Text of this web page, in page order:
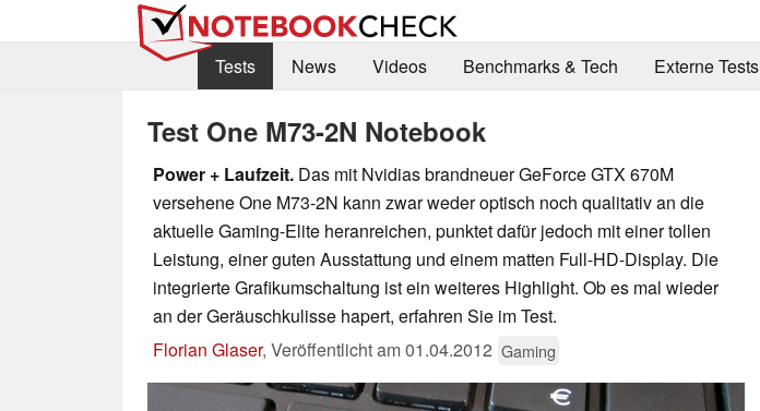
Tests
News Videos Benchmarks & Tech Externe Tests
Test One M73-2N Notebook
Power + Laufzeit. Das mit Nvidias brandneuer GeForce GTX 670M
versehene One M73-2N kann zwar weder optisch noch qualitativ an die
aktuelle Gaming-Elite heranreichen, punktet dafür jedoch mit einer tollen
Leistung, einer guten Ausstattung und einem matten Full-HD-Display. Die
integrierte Grafikumschaltung ist ein weiteres Highlight. Ob es mal wieder
an der Geräuschkulisse hapert, erfahren Sie im Test.
Florian Glaser, Veröffentlicht am01.04.2012 Gaming